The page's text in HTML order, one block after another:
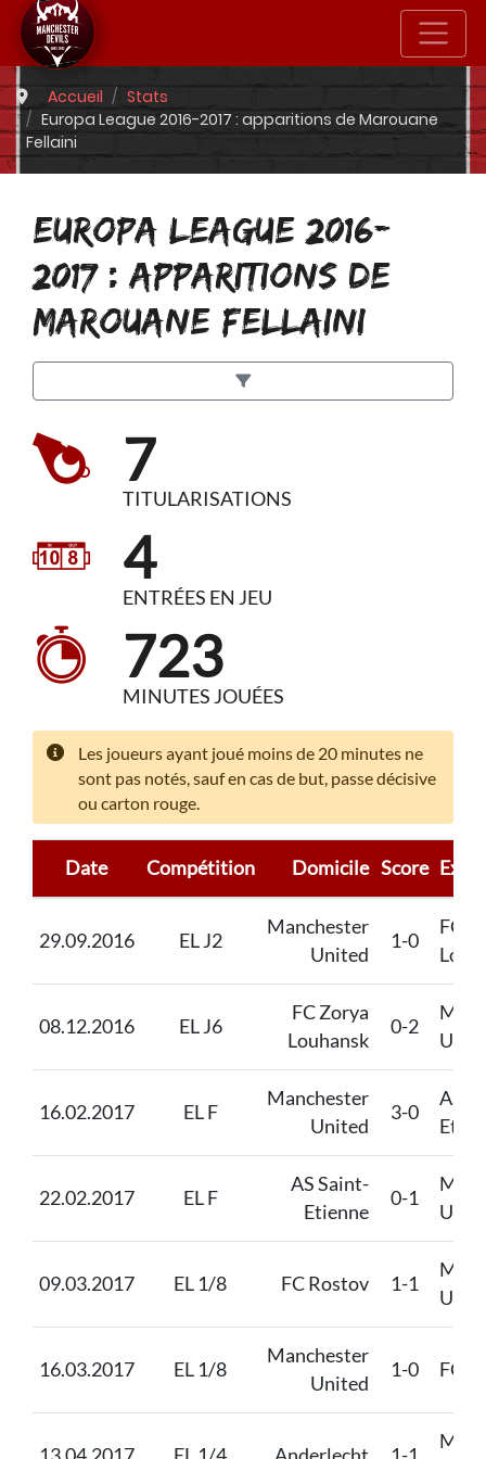
Accueil
Stats
Europa League 2016-2017 : apparitions de Marouane
Fellaini
EUROPA LEAGUE 2016-
2017 : APPARITIONS DE
MAROUANE FELLAINI
7
TITULARISATIONS
4
ENTRÉES EN JEU
723
MINUTES JOUÉES
Les joueurs ayant joué moins de 20 minutes ne
sont pas notés, sauf en cas de but, passe décisive
ou carton rouge.
Date Compétition Domicile Score
29.09.2016 EL J2
Manchester
United
1-0
FC
08.12.2016 EL J6
FC Zorya
Louhansk
0-2
16.02.2017 EL F
Manchester
United
3-0
AS
22.02.2017 EL F
AS Saint-
Etienne
0-1
09.03.2017 EL 1/8 FC Rostov 1-1
16.03.2017 EL 1/8
Manchester
United
1-0 FC